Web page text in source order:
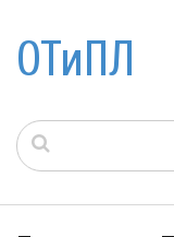
ОТиПЛ